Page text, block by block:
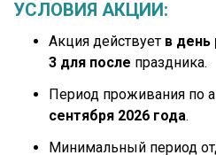
УСЛОВИЯ АКЦИИ:
Акция действует в день
3 для после праздника.
Период проживания по
сентября 2026 года.
Минимальный период